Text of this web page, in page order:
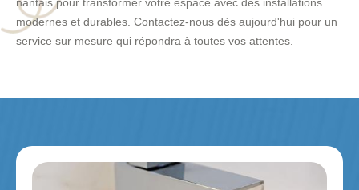
nantais pour transformer votre espace avec des installations
modernes et durables. Contactez-nous dès aujourd'hui pour un
service sur mesure qui répondra à toutes vos attentes.